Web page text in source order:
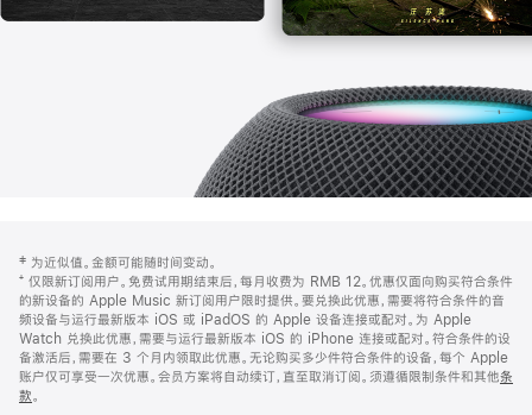
页
页
脚
注
‡ 为近似值。金额可能随时间变动。
⁺ 仅限新订阅用户。免费试用期结束后，每月收费为 RMB 12。优惠仅面向购买符合条件
的新设备的 Apple Music 新订阅用户限时提供。要兑换此优惠，需要将符合条件的音
频设备与运行最新版本 iOS 或 iPadOS 的 Apple 设备连接或配对。为 Apple
Watch 兑换此优惠，需要与运行最新版本 iOS 的 iPhone 连接或配对。符合条件的设
备激活后，需要在 3 个月内领取此优惠。无论购买多少件符合条件的设备，每个 Apple
账户仅可享受一次优惠。会员方案将自动续订，直至取消订阅。须遵循限制条件和其他条
款。